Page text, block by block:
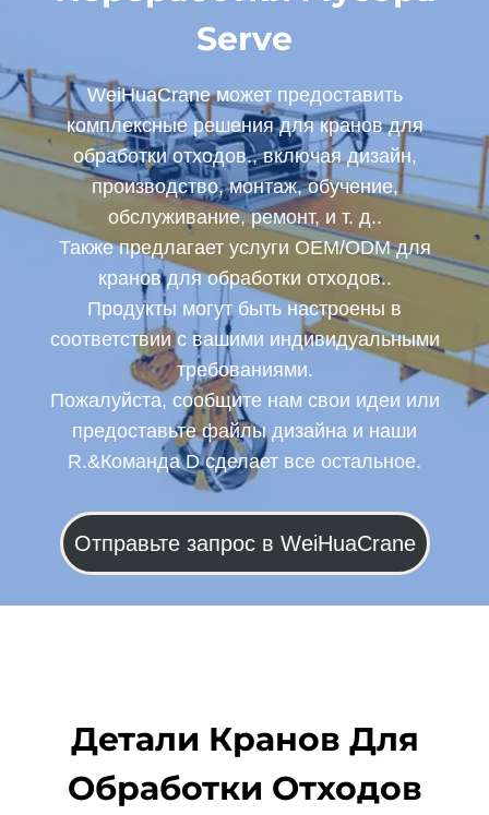
Serve
WeiHuaCrane может предоставить
комплексные решения для кранов для
обработки отходов., включая дизайн,
производство, монтаж, обучение,
обслуживание, ремонт, и т. д..
Также предлагает услуги OEM/ODM для
кранов для обработки отходов..
Продукты могут быть настроены в
соответствии с вашими индивидуальными
требованиями.
Пожалуйста, сообщите нам свои идеи или
предоставьте файлы дизайна и наши
R.&Команда D сделает все остальное.
Отправьте запрос в WeiHuaCrane
Детали Кранов Для
Обработки Отходов